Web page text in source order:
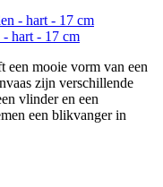
- hart - 17 cm
een mooie vorm van een
zijn verschillende
vlinder en een
een blikvanger in